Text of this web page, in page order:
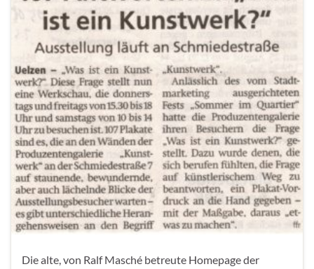
Die alte, von Ralf Masché betreute Homepage der